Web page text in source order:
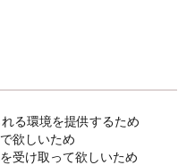
る環境を提供するため
欲しいため
受け取って欲しいため